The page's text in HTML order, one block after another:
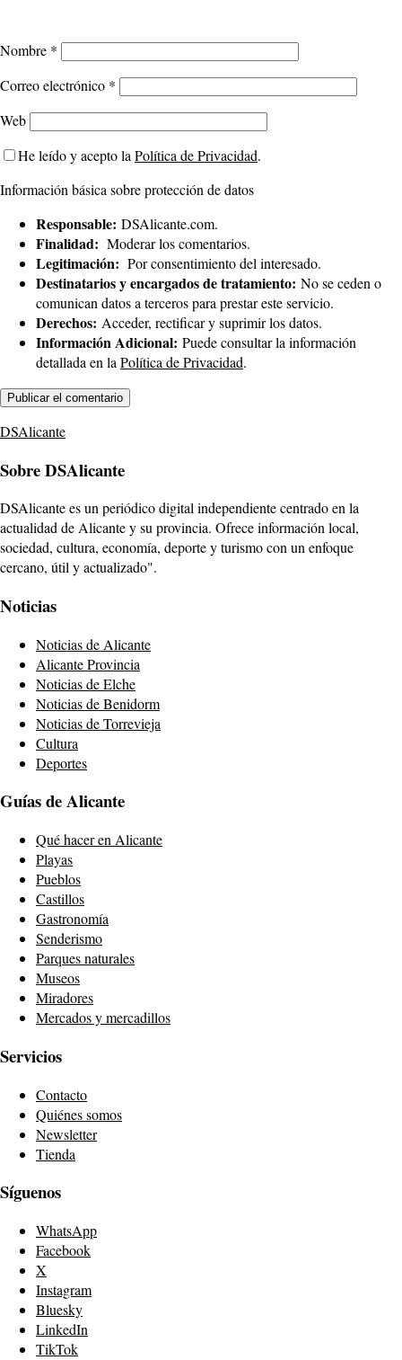
Nombre *
Correo electrónico *
Web
He leído y acepto la Política de Privacidad.
Información básica sobre protección de datos
Responsable: DSAlicante.com.
Finalidad: Moderar los comentarios.
Legitimación: Por consentimiento del interesado.
Destinatarios y encargados de tratamiento: No se ceden o
comunican datos a terceros para prestar este servicio.
Derechos: Acceder, rectificar y suprimir los datos.
Información Adicional: Puede consultar la información
detallada en la Política de Privacidad.
DSAlicante
Sobre DSAlicante
DSAlicante es un periódico digital independiente centrado en la
actualidad de Alicante y su provincia. Ofrece información local,
sociedad, cultura, economía, deporte y turismo con un enfoque
cercano, útil y actualizado".
Noticias
Noticias de Alicante
Alicante Provincia
Noticias de Elche
Noticias de Benidorm
Noticias de Torrevieja
Cultura
Deportes
Guías de Alicante
Qué hacer en Alicante
Playas
Pueblos
Castillos
Gastronomía
Senderismo
Parques naturales
Museos
Miradores
Mercados y mercadillos
Servicios
Contacto
Quiénes somos
Newsletter
Tienda
Síguenos
WhatsApp
Facebook
X
Instagram
Bluesky
LinkedIn
TikTok